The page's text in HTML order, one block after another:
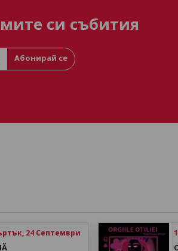
си събития
Абонирай се
24 Септември